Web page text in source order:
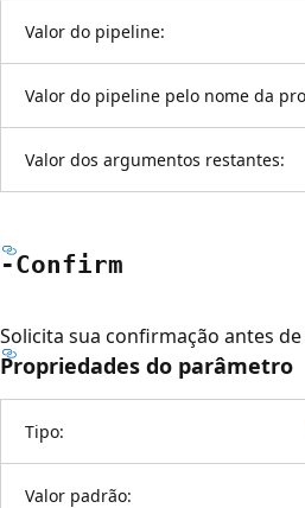
Valor do pipeline:
Valor do pipeline pelo nome da
Valor dos argumentos restantes:
-Confirm
Solicita sua confirmação antes
Propriedades do parâmetro
Tipo:
Valor padrão: